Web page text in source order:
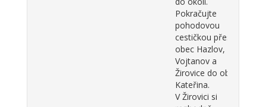
Pokračujte
pohodovou
cestičkou přes
obec Hazlov,
Vojtanov a
Žirovice do obce
Kateřina.
V Žirovici si